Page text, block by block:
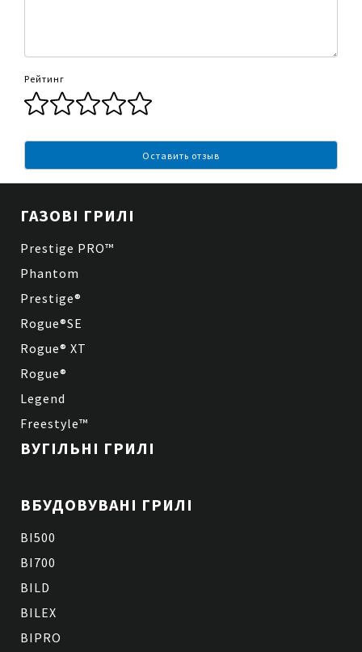
Рейтинг
Оставить отзыв
ГАЗОВІ ГРИЛІ
Prestige PRO™
Phantom
Prestige®
Rogue®SE
Rogue® XT
Rogue®
Legend
Freestyle™
ВУГІЛЬНІ ГРИЛІ
ВБУДОВУВАНІ ГРИЛІ
BI500
BI700
BILD
BILEX
BIPRO